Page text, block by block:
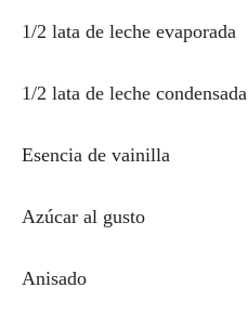
1/2 lata de leche evaporada
1/2 lata de leche condensada
Esencia de vainilla
Azúcar al gusto
Anisado